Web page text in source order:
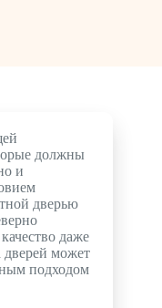
должны
и
дверью
даже
дверей может
подходом